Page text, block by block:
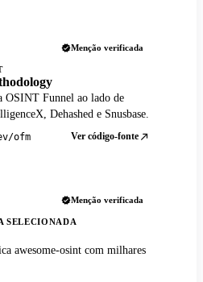
Menção verificada
OSINT Funnel ao lado de
Dehashed e Snusbase.
ofm Ver código-fonte
Menção verificada
SELECIONADA
awesome-osint com milhares